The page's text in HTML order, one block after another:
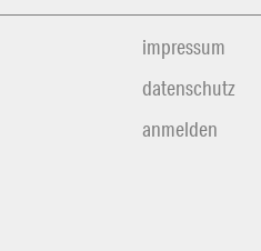
impressum
datenschutz
anmelden